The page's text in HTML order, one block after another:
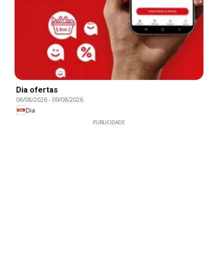
Dia ofertas
06/08/2026- 09/08/2026
Dia
PUBLICIDADE